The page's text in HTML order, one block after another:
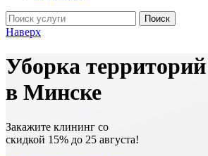
Поиск
Наверх
Уборка территорий
в Минске
Закажите клининг со
скидкой 15% до 25 августа!